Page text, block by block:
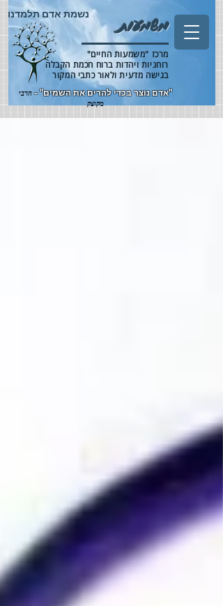
משמעות
מרכז "משמעות החיים"
רוחניות ויהדות ברוח חכמת הקבלה
בגישה מדעית ולאור כתבי המקור
"אדם נוצר בכדי להרים את השמים" -הרבי
מקוצק
נשמת אדם תלמדנו